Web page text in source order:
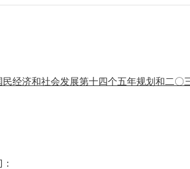
经济和社会发展第十四个五年规划和二